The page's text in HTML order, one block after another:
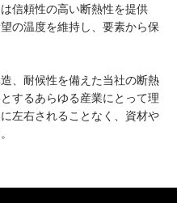
信頼性の高い断熱性を提供
の温度を維持し、要素から保
、耐候性を備えた当社の断熱
するあらゆる産業にとって理
左右されることなく、資材や